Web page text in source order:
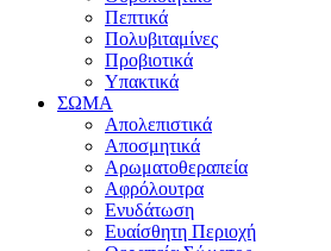
Πεπτικά
Πολυβιταμίνες
Προβιοτικά
Υπακτικά
ΣΩΜΑ
Απολεπιστικά
Αποσμητικά
Αρωματοθεραπεία
Αφρόλουτρα
Ενυδάτωση
Ευαίσθητη Περιοχή